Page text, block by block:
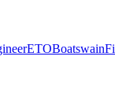
ETOBoatswain